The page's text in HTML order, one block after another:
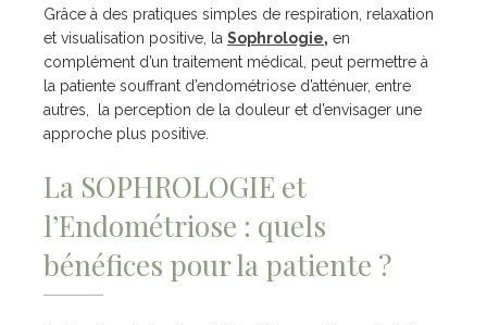
Grâce à des pratiques simples de respiration, relaxation
et visualisation positive, la Sophrologie, en
complément d’un traitement médical, peut permettre à
la patiente souffrant d’endométriose d’atténuer, entre
autres, la perception de la douleur et d’envisager une
approche plus positive.
La SOPHROLOGIE et
l’Endométriose : quels
bénéfices pour la patiente ?